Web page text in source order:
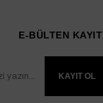
E-BÜLTEN KAYIT
KAYIT OL